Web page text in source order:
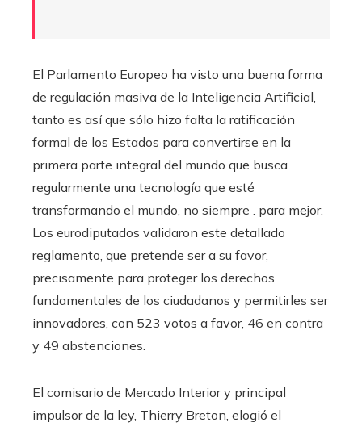
El Parlamento Europeo ha visto una buena forma
de regulación masiva de la Inteligencia Artificial,
tanto es así que sólo hizo falta la ratificación
formal de los Estados para convertirse en la
primera parte integral del mundo que busca
regularmente una tecnología que esté
transformando el mundo, no siempre . para mejor.
Los eurodiputados validaron este detallado
reglamento, que pretende ser a su favor,
precisamente para proteger los derechos
fundamentales de los ciudadanos y permitirles ser
innovadores, con 523 votos a favor, 46 en contra
y 49 abstenciones.
El comisario de Mercado Interior y principal
impulsor de la ley, Thierry Breton, elogió el